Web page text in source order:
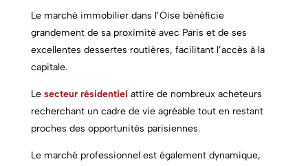
Le marché immobilier dans l’Oise bénéficie
grandement de sa proximité avec Paris et de ses
excellentes dessertes routières, facilitant l’accès à la
capitale.
Le secteur résidentiel attire de nombreux acheteurs
recherchant un cadre de vie agréable tout en restant
proches des opportunités parisiennes.
Le marché professionnel est également dynamique,